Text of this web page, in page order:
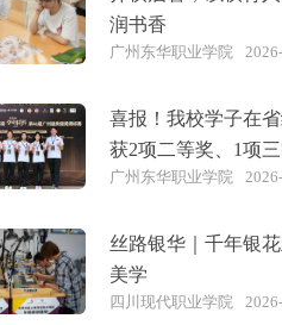
润书香
广州东华职业学院
喜报！我校学子在
获2项二等奖、1项
广州东华职业学院
丝路银华｜千年银
美学
四川现代职业学院